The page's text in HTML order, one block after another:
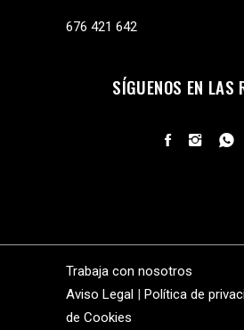
676 421 642
SÍGUENOS EN LAS
Trabaja con nosotros
Aviso Legal | Política de
de Cookies